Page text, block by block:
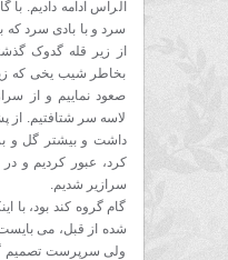
الراس ادامه دادیم.
سرد و با بادی سرد که
از زیر قله گدوک
بخاطر شیب یخی که
صعود نماییم و از
لاسه سر شتافتیم.
داشت و بیشتر گل و
کرد، عبور کردیم و در
سرازیر شدیم.
گام گروه کند بود، با
ولی سرپرست تصمیم